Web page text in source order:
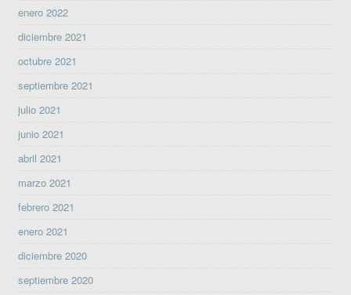
enero 2022
diciembre 2021
octubre 2021
septiembre 2021
julio 2021
junio 2021
abril 2021
marzo 2021
febrero 2021
enero 2021
diciembre 2020
septiembre 2020